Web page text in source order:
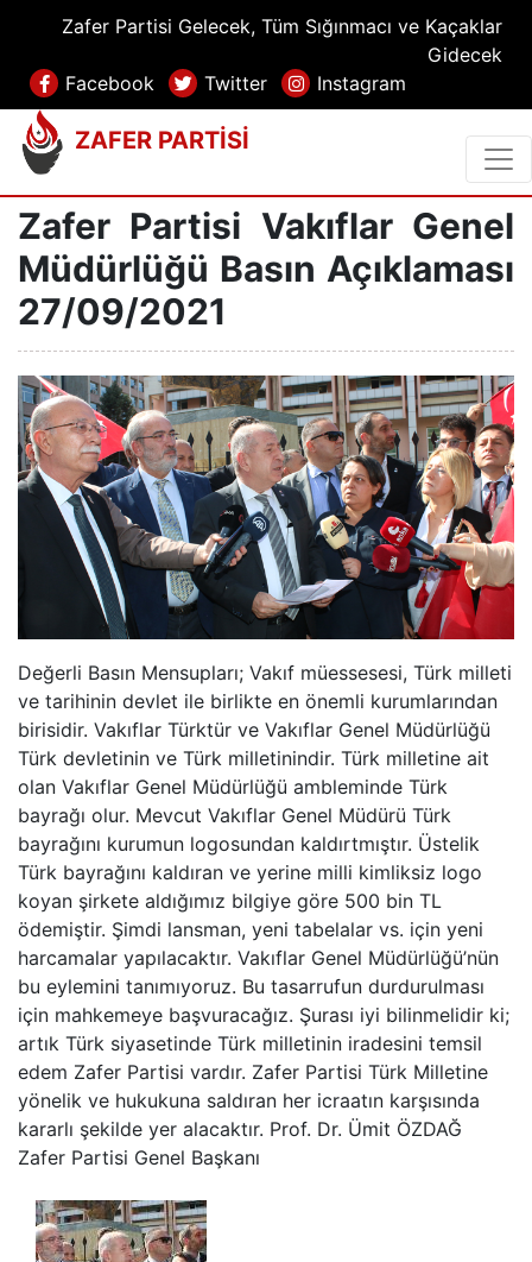
Zafer Partisi Gelecek, Tüm Sığınmacı ve Kaçaklar
Gidecek
Facebook
Twitter Instagram
ZAFER PARTİSİ
Zafer Partisi Vakıflar Genel
Müdürlüğü Basın Açıklaması
27/09/2021
Değerli Basın Mensupları; Vakıf müessesesi, Türk milleti
ve tarihinin devlet ile birlikte en önemli kurumlarından
birisidir. Vakıflar Türktür ve Vakıflar Genel Müdürlüğü
Türk devletinin ve Türk milletinindir. Türk milletine ait
olan Vakıflar Genel Müdürlüğü ambleminde Türk
bayrağı olur. Mevcut Vakıflar Genel Müdürü Türk
bayrağını kurumun logosundan kaldırtmıştır. Üstelik
Türk bayrağını kaldıran ve yerine milli kimliksiz logo
koyan şirkete aldığımız bilgiye göre 500 bin TL
ödemiştir. Şimdi lansman, yeni tabelalar vs. için yeni
harcamalar yapılacaktır. Vakıflar Genel Müdürlüğü’nün
bu eylemini tanımıyoruz. Bu tasarrufun durdurulması
için mahkemeye başvuracağız. Şurası iyi bilinmelidir ki;
artık Türk siyasetinde Türk milletinin iradesini temsil
edem Zafer Partisi vardır. Zafer Partisi Türk Milletine
yönelik ve hukukuna saldıran her icraatın karşısında
kararlı şekilde yer alacaktır. Prof. Dr. Ümit ÖZDAĞ
Zafer Partisi Genel Başkanı